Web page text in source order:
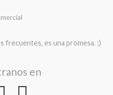
frecuentes, es una promesa. ;)
en